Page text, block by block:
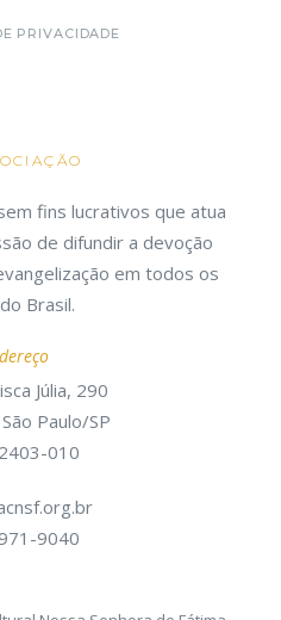
PRIVACIDADE
fins lucrativos que atua
de difundir a devoção
em todos os
Brasil.
Júlia, 290
Paulo/SP
010
9040